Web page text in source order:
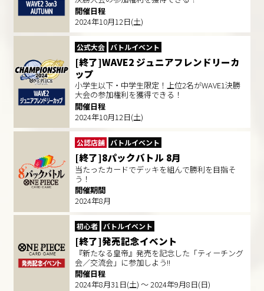
開催日程
2024年10月12日(土)
公式大会 バトルイベント
[終了]WAVE2 ジュニアフレンドリーカ
ップ
小学生以下・中学生限定！上位2名がWAVE1決勝
大会の参加権利を獲得できる！
開催日程
2024年10月12日(土)
公認店舗 バトルイベント
[終了]8パックバトル 8月
当たったカードでデッキを組んで勝利を目指そ
う！
開催期間
2024年8月
初心者 バトルイベント
[終了]発売記念イベント
『新たなる皇帝』発売を記念した「ティーチング
会／交流会」に参加しよう!!
開催日程
2024年8月31日(土) ～ 2024年9月8日(日)